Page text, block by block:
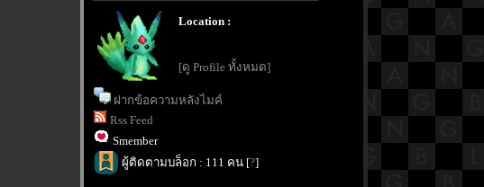
Location :
[ดู Profile ทั้งหมด]
ฝากข้อความหลังไมค์
Rss Feed
Smember
ผู้ติดตามบล็อก : 111 คน [?]